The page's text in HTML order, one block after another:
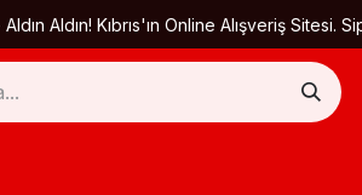
Aldın! Kıbrıs'ın Online Alışveriş